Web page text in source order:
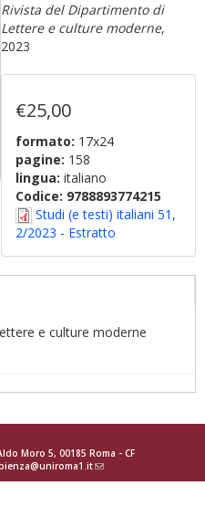
Rivista del Dipartimento di
Lettere e culture moderne,
2023
€25,00
formato: 17x24
pagine: 158
lingua: italiano
Codice: 9788893774215
Studi (e testi) italiani 51,
2/2023 - Estratto
e culture moderne
Moro 5, 00185 Roma - CF
(link
sends